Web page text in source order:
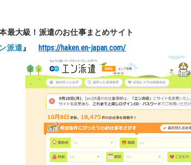
最大級！ 派遣のお仕事まとめサイト
派遣』 https://haken.en-japan.com/